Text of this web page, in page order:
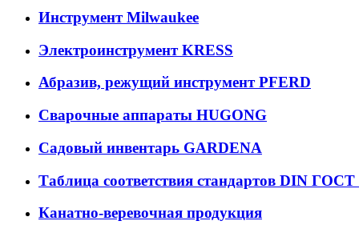
Инструмент Milwaukee
Электроинструмент KRESS
Абразив, режущий инструмент PFERD
Сварочные аппараты HUGONG
Садовый инвентарь GARDENA
Таблица соответствия стандартов DIN ГОСТ
Канатно-веревочная продукция